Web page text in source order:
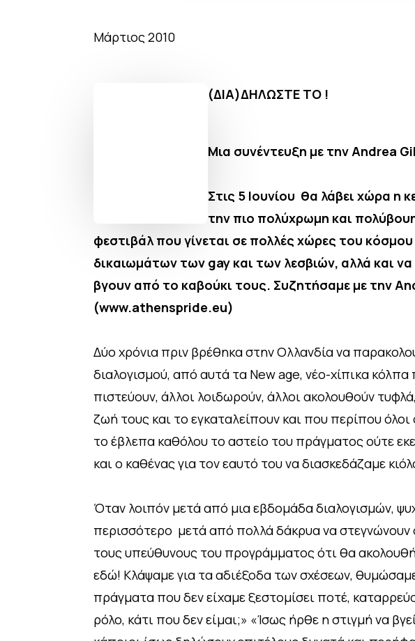
Μάρτιος 2010
(ΔΙΑ)ΔΗΛΩΣΤΕ ΤΟ !
Μια συνέντευξη με την Andrea
Στις 5 Ιουνίου θα λάβει χώρα η
την πιο πολύχρωμη και
φεστιβάλ που γίνεται σε πολλές χώρες του
δικαιωμάτων των gay και των λεσβιών, αλλά και
βγουν από το καβούκι τους. Συζητήσαμε με την
(www.athenspride.eu)
Δύο χρόνια πριν βρέθηκα στην Ολλανδία να
διαλογισμού, από αυτά τα New age, νέο-χίπικα
πιστεύουν, άλλοι λοιδωρούν, άλλοι ακολουθούν
ζωή τους και το εγκαταλείπουν και που περίπου
το έβλεπα καθόλου το αστείο του πράγματος ούτε
και ο καθένας για τον εαυτό του να διασκεδάζαμε
Όταν λοιπόν μετά από μια εβδομάδα διαλογισμών,
περισσότερο μετά από πολλά δάκρυα να
τους υπεύθυνους του προγράμματος ότι θα
εδώ! Κλάψαμε για τα αδιέξοδα των σχέσεων,
πράγματα που δεν είχαμε ξεστομίσει ποτέ,
ρόλο, κάτι που δεν είμαι;» «Ίσως ήρθε η στιγμή να